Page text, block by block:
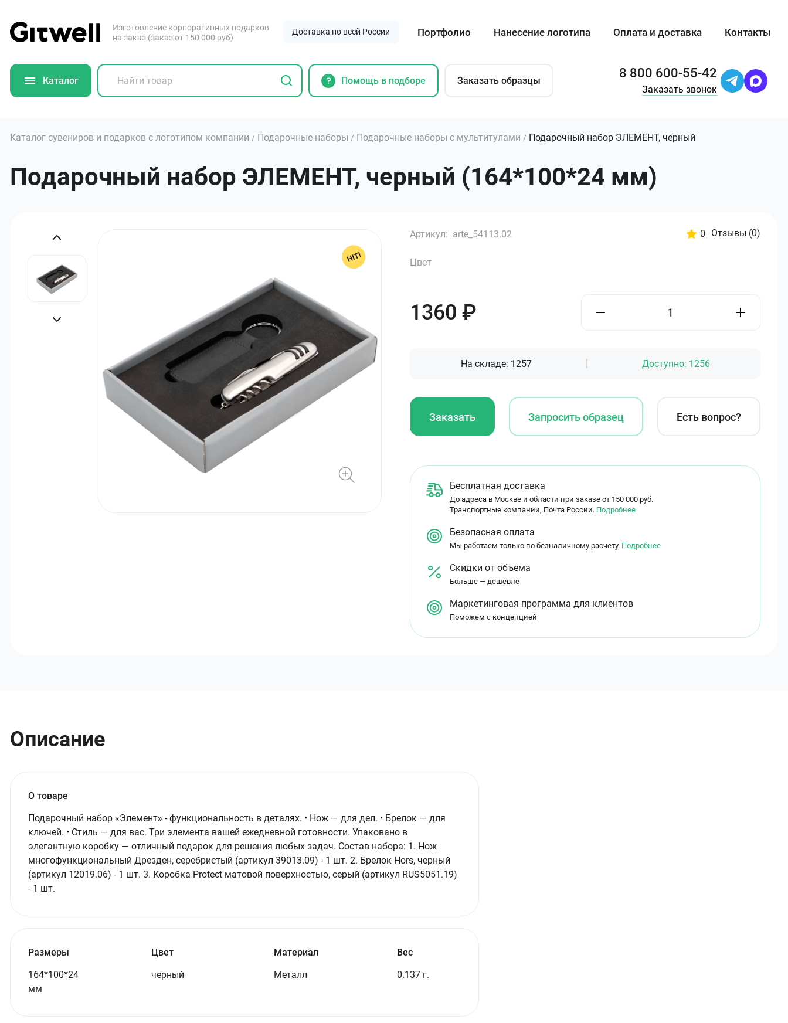
Изготовление корпоративных подарков
на заказ (заказ от 150 000 руб)
Доставка по всей России Портфолио Нанесение логотипа Оплата и доставка Контакты
Каталог Помощь в подборе Заказать образцы 8 800 600-55-42
Заказать звонок
Каталог сувениров и подарков с логотипом компании / Подарочные наборы / Подарочные наборы с мультитулами / Подарочный набор ЭЛЕМЕНТ, черный
Подарочный набор ЭЛЕМЕНТ, черный (164*100*24 мм)
Артикул: arte_54113.02 0 Отзывы (0)
Цвет
1360 ₽
На складе: 1257 Доступно: 1256
Заказать Запросить образец Есть вопрос?
Бесплатная доставка
До адреса в Москве и области при заказе от 150 000 руб.
Транспортные компании, Почта России. Подробнее
Безопасная оплата
Мы работаем только по безналичному расчету. Подробнее
Скидки от объема
Больше — дешевле
Маркетинговая программа для клиентов
Поможем с концепцией
Описание
О товаре
Подарочный набор «Элемент» - функциональность в деталях. • Нож — для дел. • Брелок — для
ключей. • Стиль — для вас. Три элемента вашей ежедневной готовности. Упаковано в
элегантную коробку — отличный подарок для решения любых задач. Состав набора: 1. Нож
многофункциональный Дрезден, серебристый (артикул 39013.09) - 1 шт. 2. Брелок Hors, черный
(артикул 12019.06) - 1 шт. 3. Коробка Protect матовой поверхностью, серый (артикул RUS5051.19)
- 1 шт.
Размеры
164*100*24
мм
Цвет
черный
Материал
Металл
Вес
0.137 г.